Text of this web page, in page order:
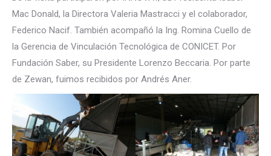
Mac Donald, la Directora Valeria Mastracci y el colaborador,
Federico Nacif. También acompañó la Ing. Romina Cuello de
la Gerencia de Vinculación Tecnológica de CONICET. Por
Fundación Saber, su Presidente Lorenzo Beccaria. Por parte
de Zewan, fuimos recibidos por Andrés Aner.